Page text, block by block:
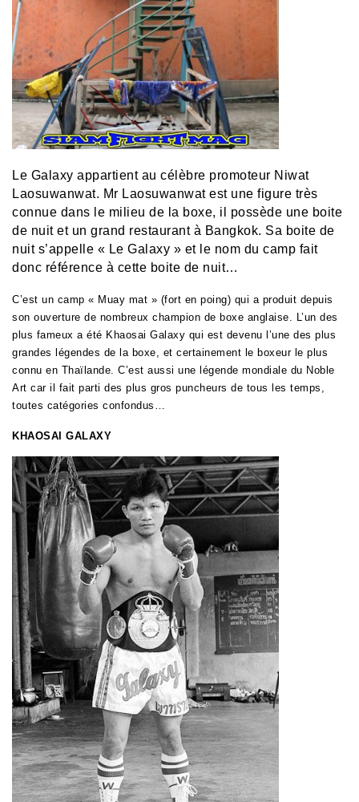
Le Galaxy appartient au célèbre promoteur Niwat
Laosuwanwat. Mr Laosuwanwat est une figure très
connue dans le milieu de la boxe, il possède une boite
de nuit et un grand restaurant à Bangkok. Sa boite de
nuit s’appelle « Le Galaxy » et le nom du camp fait
donc référence à cette boite de nuit…
C’est un camp « Muay mat » (fort en poing) qui a produit depuis
son ouverture de nombreux champion de boxe anglaise. L’un des
plus fameux a été Khaosai Galaxy qui est devenu l’une des plus
grandes légendes de la boxe, et certainement le boxeur le plus
connu en Thaïlande. C’est aussi une légende mondiale du Noble
Art car il fait parti des plus gros puncheurs de tous les temps,
toutes catégories confondus…
KHAOSAI GALAXY